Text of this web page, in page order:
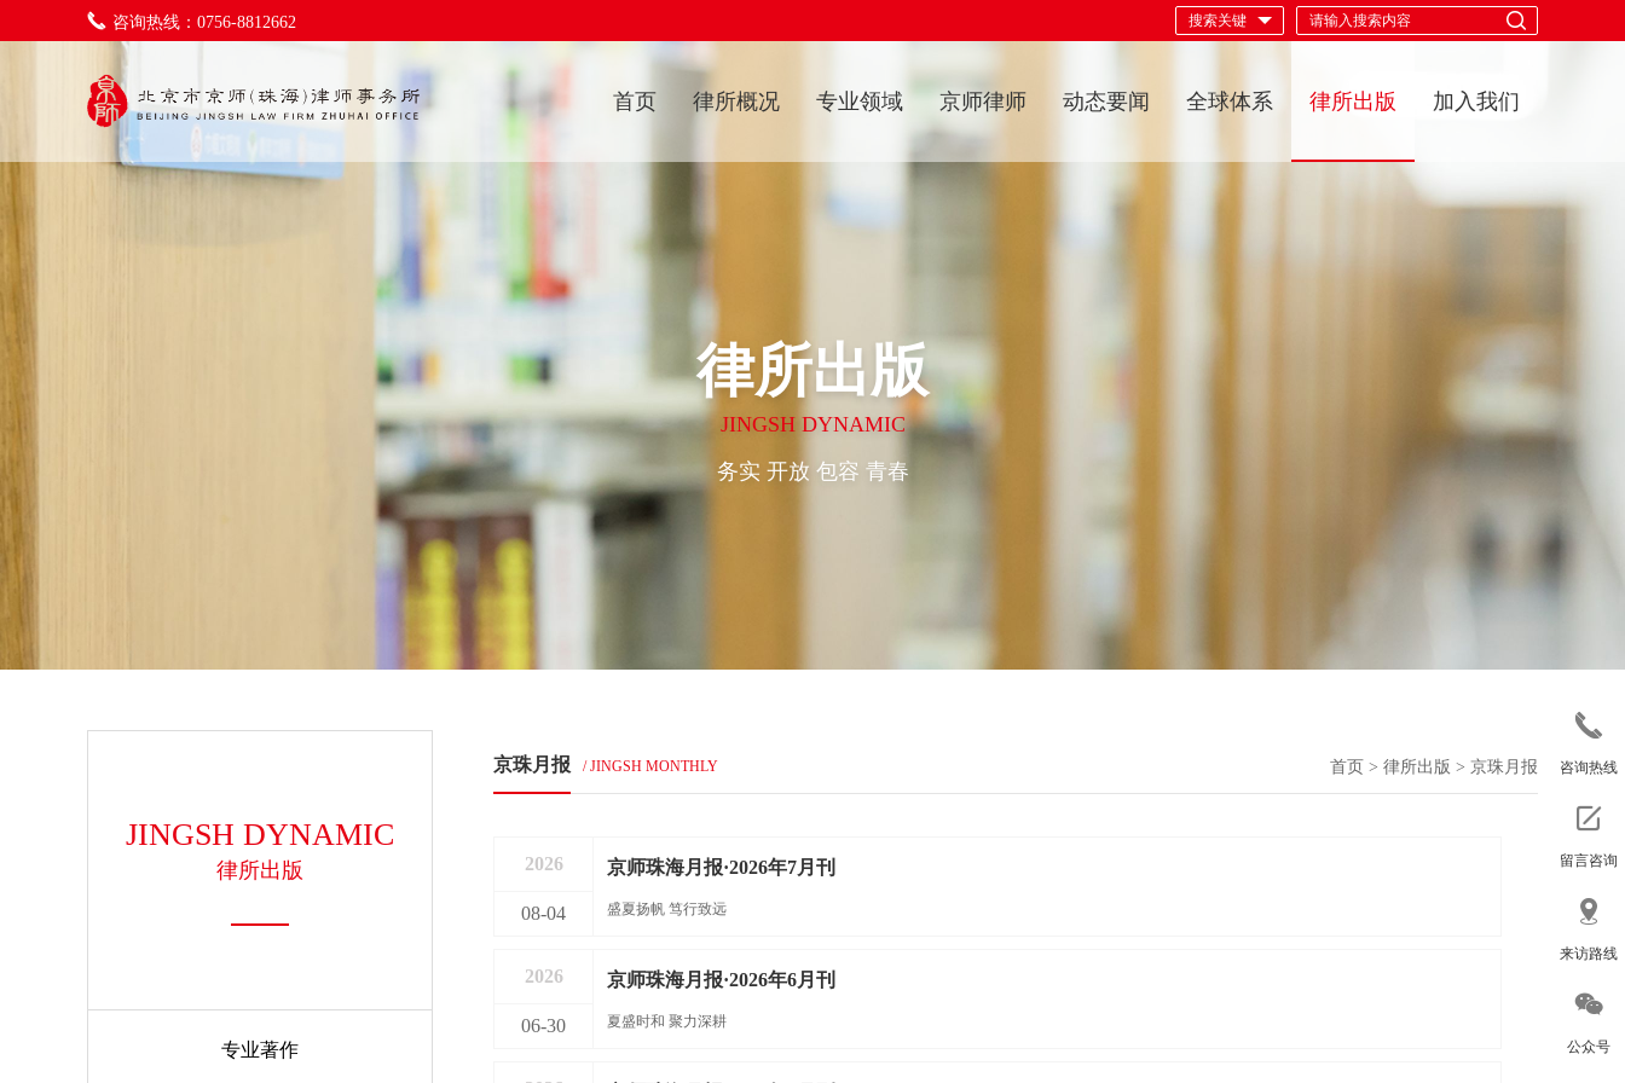
咨询热线：0756-8812662
首页 律所概况 专业领域
立法服务法律事务京师律师 动态要闻 全球体系 律所出版 加入我们
律所出版
JINGSH DYNAMIC
务实 开放 包容 青春
JINGSH DYNAMIC
律所出版
专业著作
首页 > 律所出版 > 京珠月报
京珠月报 / JINGSH MONTHLY
2026
08-04
京师珠海月报·2026年7月刊
盛夏扬帆 笃行致远
2026
06-30
京师珠海月报·2026年6月刊
夏盛时和 聚力深耕
咨询热线
留言咨询
来访路线
公众号